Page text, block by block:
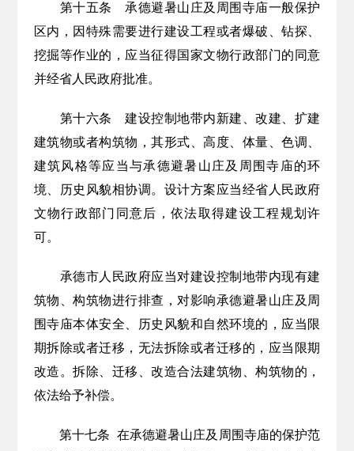
第十五条
承德避暑山庄及周围寺庙一般保护
区内，因特殊需要进行建设工程或者爆破、钻探、
挖掘等作业的，应当征得国家文物行政部门的同意
并经省人民政府批准。
第十六条建设控制地带内新建、改建、扩建
建筑物或者构筑物，其形式、高度、体量、色调、
建筑风格等应当与承德避暑山庄及周围寺庙的环
境、历史风貌相协调。设计方案应当经省人民政府
文物行政部门同意后，依法取得建设工程规划许
可。
承德市人民政府应当对建设控制地带内现有建
筑物、构筑物进行排查，对影响承德避暑山庄及周
围寺庙本体安全、历史风貌和自然环境的，应当限
期拆除或者迁移，无法拆除或者迁移的，应当限期
改造。拆除、迁移、改造合法建筑物、构筑物的，
依法给予补偿。
第十七条 在承德避暑山庄及周围寺庙的保护范